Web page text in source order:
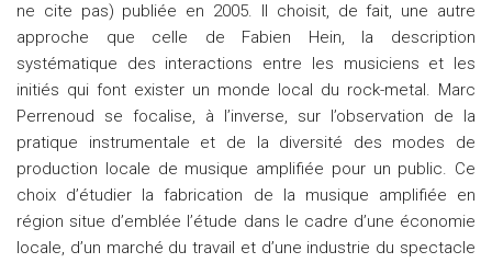
ne cite pas) publiée en 2005. Il choisit, de fait, une autre
approche que celle de Fabien Hein, la description
systématique des interactions entre les musiciens et les
initiés qui font exister un monde local du rock-metal. Marc
Perrenoud se focalise, à l’inverse, sur l’observation de la
pratique instrumentale et de la diversité des modes de
production locale de musique amplifiée pour un public. Ce
choix d’étudier la fabrication de la musique amplifiée en
région situe d’emblée l’étude dans le cadre d’une économie
locale, d’un marché du travail et d’une industrie du spectacle